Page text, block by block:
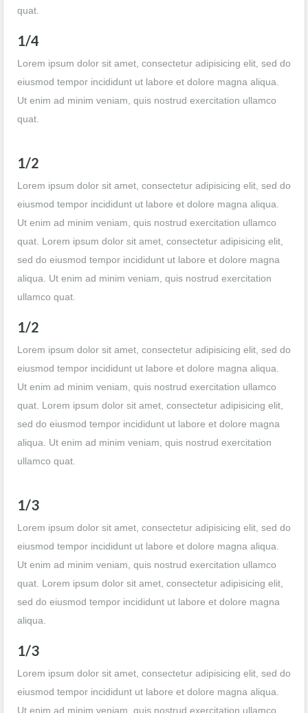
quat.
1/4
Lorem ipsum dolor sit amet, consectetur adipisicing elit, sed do
eiusmod tempor incididunt ut labore et dolore magna aliqua.
Ut enim ad minim veniam, quis nostrud exercitation ullamco
quat.
1/2
Lorem ipsum dolor sit amet, consectetur adipisicing elit, sed do
eiusmod tempor incididunt ut labore et dolore magna aliqua.
Ut enim ad minim veniam, quis nostrud exercitation ullamco
quat. Lorem ipsum dolor sit amet, consectetur adipisicing elit,
sed do eiusmod tempor incididunt ut labore et dolore magna
aliqua. Ut enim ad minim veniam, quis nostrud exercitation
ullamco quat.
1/2
Lorem ipsum dolor sit amet, consectetur adipisicing elit, sed do
eiusmod tempor incididunt ut labore et dolore magna aliqua.
Ut enim ad minim veniam, quis nostrud exercitation ullamco
quat. Lorem ipsum dolor sit amet, consectetur adipisicing elit,
sed do eiusmod tempor incididunt ut labore et dolore magna
aliqua. Ut enim ad minim veniam, quis nostrud exercitation
ullamco quat.
1/3
Lorem ipsum dolor sit amet, consectetur adipisicing elit, sed do
eiusmod tempor incididunt ut labore et dolore magna aliqua.
Ut enim ad minim veniam, quis nostrud exercitation ullamco
quat. Lorem ipsum dolor sit amet, consectetur adipisicing elit,
sed do eiusmod tempor incididunt ut labore et dolore magna
aliqua.
1/3
Lorem ipsum dolor sit amet, consectetur adipisicing elit, sed do
eiusmod tempor incididunt ut labore et dolore magna aliqua.
Ut enim ad minim veniam, quis nostrud exercitation ullamco